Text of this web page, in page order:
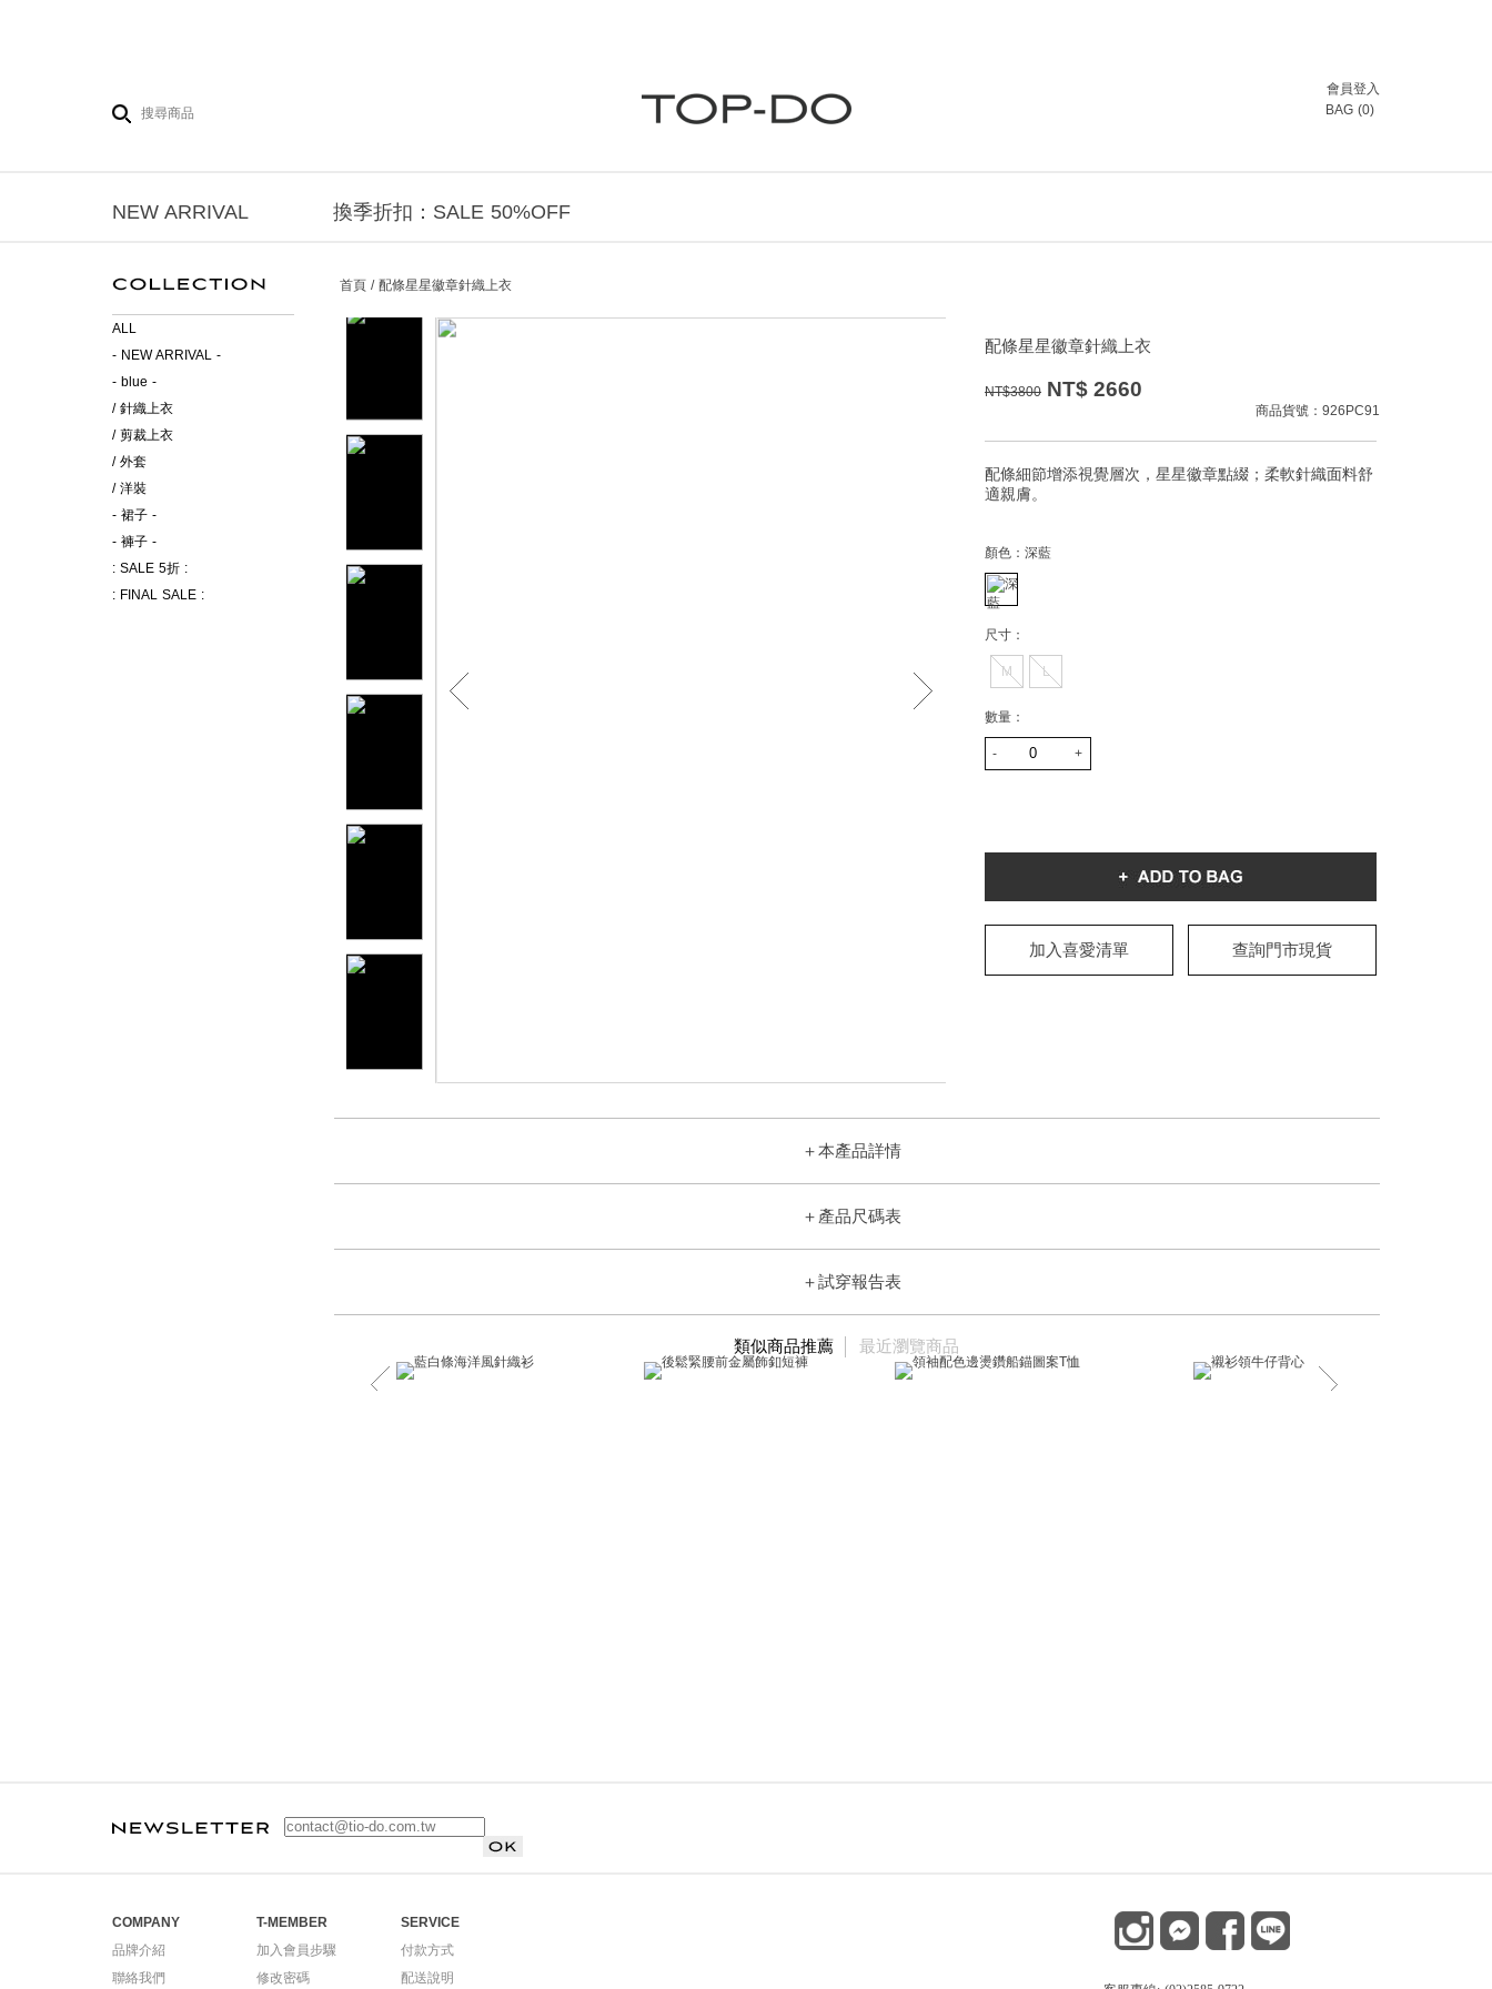
會員登入
BAG (0)
NEW ARRIVAL 換季折扣：SALE 50%OFF
ALL
- NEW ARRIVAL -
- blue -
/ 針織上衣
/ 剪裁上衣
/ 外套
/ 洋裝
- 裙子 -
- 褲子 -
: SALE 5折 :
: FINAL SALE :
首頁 / 配條星星徽章針織上衣
配條星星徽章針織上衣
NT$3800 NT$ 2660
商品貨號：926PC91
配條細節增添視覺層次，星星徽章點綴；柔軟針織面料舒
適親膚。
顏色： 深藍
尺寸：
M L
數量：
- +
加入喜愛清單 查詢門市現貨
＋本產品詳情
＋ 產品尺碼表
＋試穿報告表
類似商品推薦 最近瀏覽商品
COMPANY
品牌介紹
聯絡我們
T-MEMBER
加入會員步驟
修改密碼
SERVICE
付款方式
配送說明